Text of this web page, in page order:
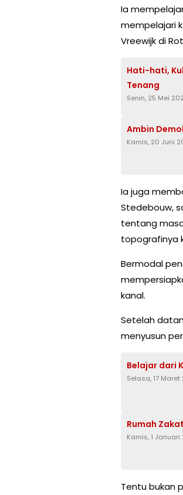
Ia
mempelajari
Vreewijk di
Hati-hati,
Tenang
Senin, 25 Mei
Ambin
Kamis, 20 Juni
Ia juga
Stedebouw,
tentang
topografinya
Bermodal
kanal.
Setelah
menyusun
Belajar dari
Selasa, 17 Maret
Rumah
Kamis, 1 Januari
Tentu bukan